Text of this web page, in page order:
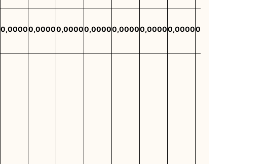
0,00000,00000,00000,00000,00000,00000,00000,0000